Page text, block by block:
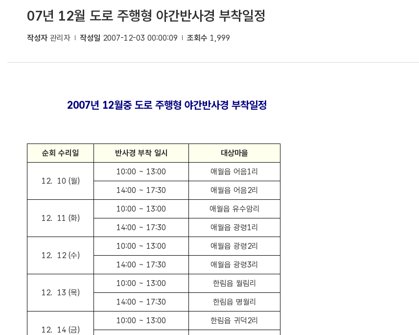
07년 12월 도로 주행형 야간반사경 부착일정
작성자 관리자 작성일 2007-12-03 00:00:09 조회수 1,999
2007년 12월중 도로 주행형 야간반사경 부착일정
순회 수리일 반사경 부착 일시 대상마을
12. 10 (월)
10:00 ~ 13:00
애월읍 어음1리
14:00 ~ 17:30
애월읍 어음2리
12. 11 (화)
10:00 ~ 13:00
애월읍 유수암리
14:00 ~ 17:30
애월읍 광령1리
12. 12 (수)
10:00 ~ 13:00
애월읍 광령2리
14:00 ~ 17:30
애월읍 광령3리
12. 13 (목)
10:00 ~ 13:00
한림읍 월림리
14:00 ~ 17:30
한림읍 명월리
12. 14 (금)
10:00 ~ 13:00
한림읍 귀덕2리